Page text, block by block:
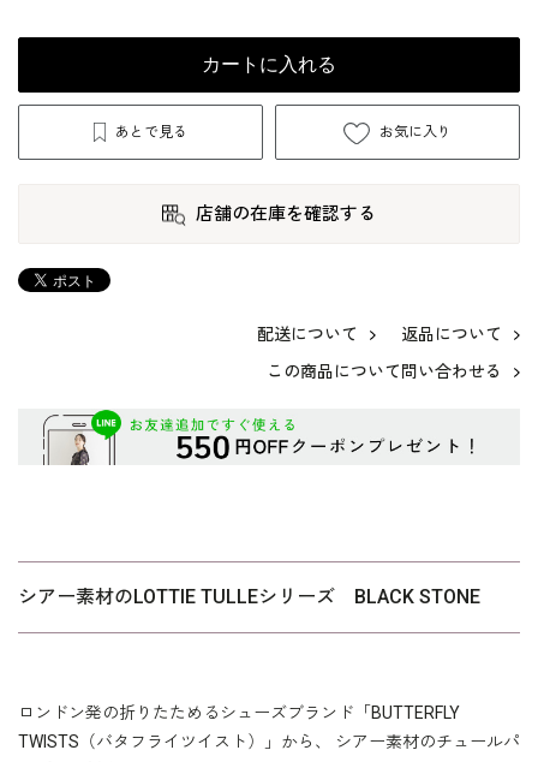
カートに入れる
あとで見る お気に入り
店舗の在庫を確認する
配送について
返品について
この商品について問い合わせる
シアー素材のLOTTIE TULLEシリーズ BLACK STONE
ロンドン発の折りたためるシューズブランド「BUTTERFLY
TWISTS（バタフライツイスト）」から、 シアー素材のチュールパ